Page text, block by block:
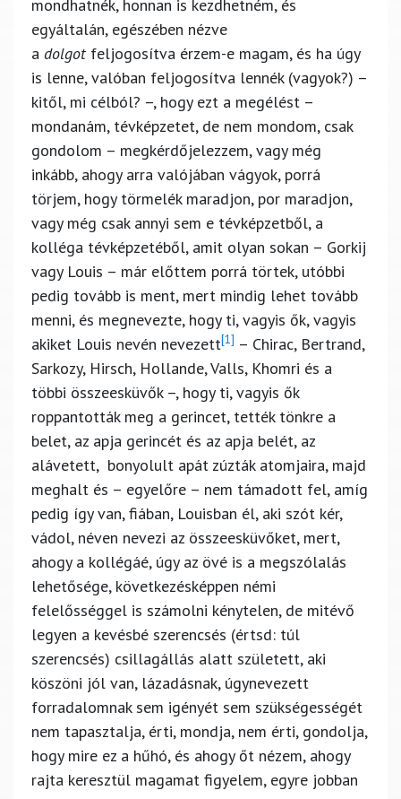
mondhatnék, honnan is kezdhetném, és
egyáltalán, egészében nézve
a dolgotfeljogosítva érzem-e magam, és ha úgy
is lenne, valóban feljogosítva lennék (vagyok?) –
kitől, mi célból? –, hogy ezt a megélést –
mondanám, tévképzetet, de nem mondom, csak
gondolom – megkérdőjelezzem, vagy még
inkább, ahogy arra valójában vágyok, porrá
törjem, hogy törmelék maradjon, por maradjon,
vagy még csak annyi sem e tévképzetből, a
kolléga tévképzetéből, amit olyan sokan – Gorkij
vagy Louis – már előttem porrá törtek, utóbbi
pedig tovább is ment, mert mindig lehet tovább
menni, és megnevezte, hogy ti, vagyis ők, vagyis
akiket Louis nevén nevezett[1] – Chirac, Bertrand,
Sarkozy, Hirsch, Hollande, Valls, Khomri és a
többi összeesküvők –, hogy ti, vagyis ők
roppantották meg a gerincet, tették tönkre a
belet, az apja gerincét és az apja belét, az
alávetett, bonyolult apát zúzták atomjaira, majd
meghalt és – egyelőre – nem támadott fel, amíg
pedig így van, fiában, Louisban él, aki szót kér,
vádol, néven nevezi az összeesküvőket, mert,
ahogy a kollégáé, úgy az övé is a megszólalás
lehetősége, következésképpen némi
felelősséggel is számolni kénytelen, de mitévő
legyen a kevésbé szerencsés (értsd: túl
szerencsés) csillagállás alatt született, aki
köszöni jól van, lázadásnak, úgynevezett
forradalomnak sem igényét sem szükségességét
nem tapasztalja, érti, mondja, nem érti, gondolja,
hogy mire ez a hűhó, és ahogy őt nézem, ahogy
rajta keresztül magamat figyelem, egyre jobban